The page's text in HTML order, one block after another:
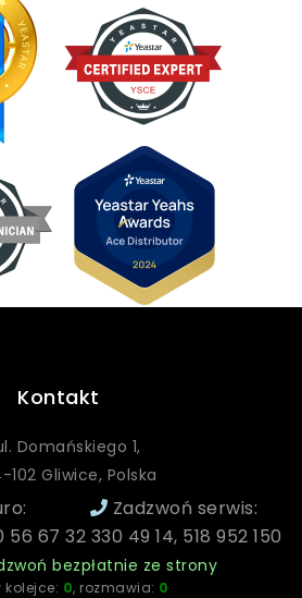
Kontakt
Domańskiego 1,
Gliwice, Polska
56 67
Zadzwoń serwis:
32 330 49 14, 518 952 150
bezpłatnie ze strony
kolejce: 0, rozmawia: 0